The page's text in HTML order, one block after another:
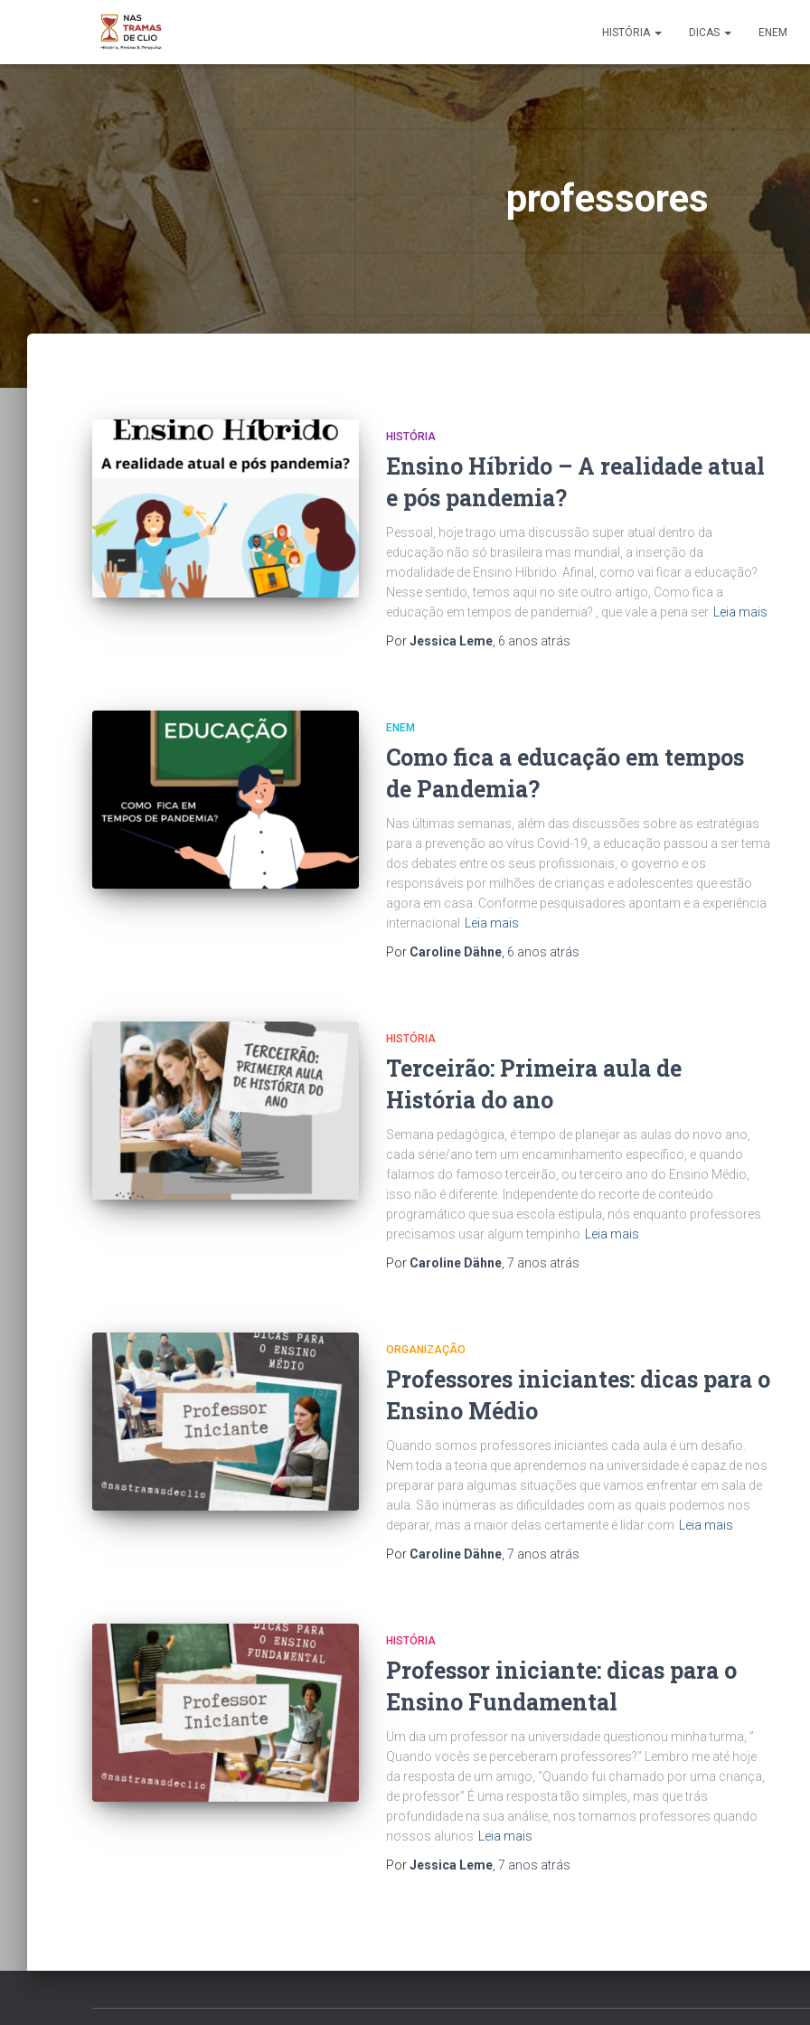
HISTÓRIA DICAS ENEM
professores
HISTÓRIA
Ensino Híbrido – A realidade atual
e pós pandemia?
Pessoal, hoje trago uma discussão super atual dentro da
educação não só brasileira mas mundial, a inserção da
modalidade de Ensino Híbrido. Afinal, como vai ficar a educação?
Nesse sentido, temos aqui no site outro artigo, Como fica a
educação em tempos de pandemia? , que vale a pena ser
Leia mais
PorJessica Leme 6 anos atrás
ENEM
Como fica a educação em tempos
de Pandemia?
Nas últimas semanas, além das discussões sobre as estratégias
para a prevenção ao vírus Covid-19, a educação passou a ser tema
dos debates entre os seus profissionais, o governo e os
responsáveis por milhões de crianças e adolescentes que estão
agora em casa. Conforme pesquisadores apontam e a experiência
internacional
Leia mais
Por Caroline Dähne 6 anos atrás
HISTÓRIA
Terceirão: Primeira aula de
História do ano
Semana pedagógica, é tempo de planejar as aulas do novo ano,
cada série/ano tem um encaminhamento específico, e quando
falamos do famoso terceirão, ou terceiro ano do Ensino Médio,
isso não é diferente. Independente do recorte de conteúdo
programático que sua escola estipula, nós enquanto professores
precisamos usar algum tempinho
Leia mais
Por Caroline Dähne 7 anos atrás
ORGANIZAÇÃO
Professores iniciantes: dicas para o
Ensino Médio
Quando somos professores iniciantes cada aula é um desafio.
Nem toda a teoria que aprendemos na universidade é capaz de nos
preparar para algumas situações que vamos enfrentar em sala de
aula. São inúmeras as dificuldades com as quais podemos nos
deparar, mas a maior delas certamente é lidar com
Leia mais
Por Caroline Dähne 7 anos atrás
HISTÓRIA
Professor iniciante: dicas para o
Ensino Fundamental
Um dia um professor na universidade questionou minha turma, ”
Quando vocês se perceberam professores?” Lembro me até hoje
da resposta de um amigo, “Quando fui chamado por uma criança,
de professor” É uma resposta tão simples, mas que trás
profundidade na sua análise, nos tornamos professores quando
nossos alunos
Leia mais
PorJessica Leme 7 anos atrás